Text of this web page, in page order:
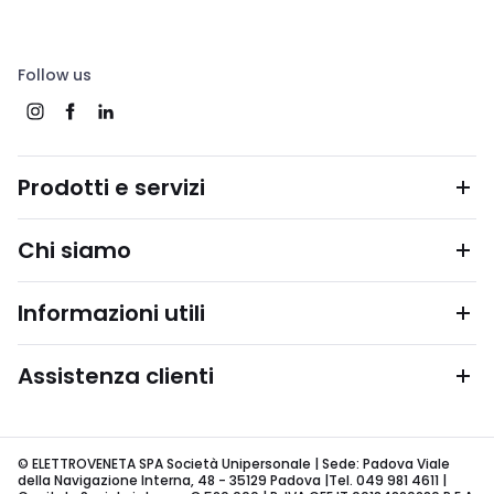
Follow us
Prodotti e servizi
Chi siamo
Informazioni utili
Assistenza clienti
© ELETTROVENETA SPA Società Unipersonale | Sede: Padova Viale
della Navigazione Interna, 48 - 35129 Padova |Tel. 049 981 4611 |